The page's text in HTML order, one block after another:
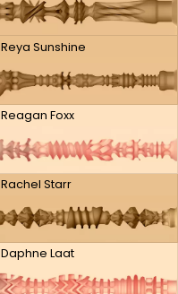
Reya Sunshine
Reagan Foxx
Rachel Starr
Daphne Laat